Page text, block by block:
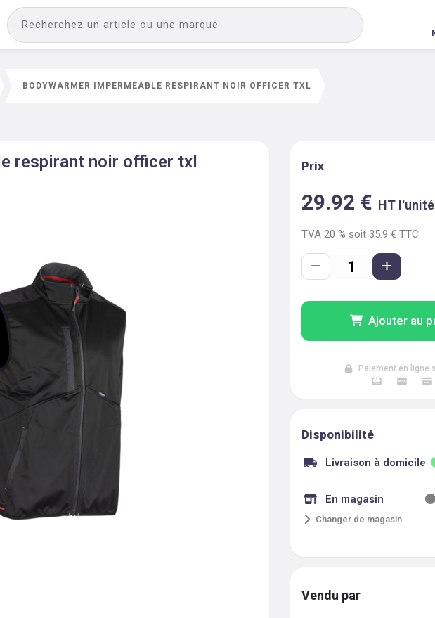
BODYWARMER IMPERMEABLE RESPIRANT NOIR OFFICER TXL
respirant noir officer txl Prix
29.92 € HT l'unité
TVA20 % soit 35.9 € TTC
Ajouter au
Paiement en ligne
Disponibilité
Livraison à domicile
En magasin
Changer de magasin
Vendu par